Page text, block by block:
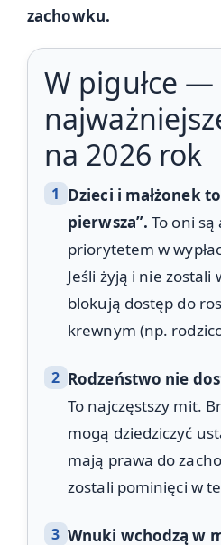
zachowku.
W pigułce —
na 2026 rok
1 Dzieci i małżonek
pierwsza”. To oni
priorytetem w
Jeśli żyją i nie zostali
blokują dostęp do
krewnym (np.
2 Rodzeństwo nie
To najczęstszy mit.
mogą dziedziczyć
mają prawa do
zostali pominięci w
3 Wnuki wchodzą w